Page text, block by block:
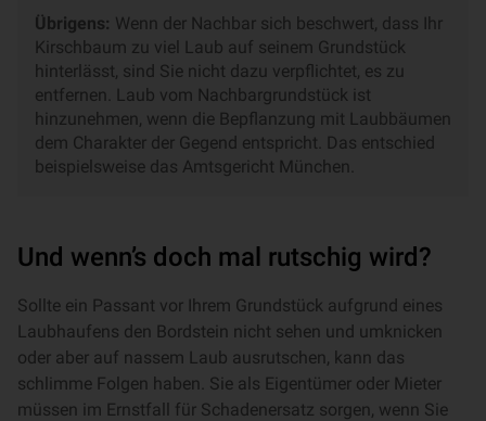
Übrigens: Wenn der Nachbar sich beschwert, dass Ihr
Kirschbaum zu viel Laub auf seinem Grundstück
hinterlässt, sind Sie nicht dazu verpflichtet, es zu
entfernen. Laub vom Nachbargrundstück ist
hinzunehmen, wenn die Bepflanzung mit Laubbäumen
dem Charakter der Gegend entspricht. Das entschied
beispielsweise das Amtsgericht München.
Und wenn’s doch mal rutschig wird?
Sollte ein Passant vor Ihrem Grundstück aufgrund eines
Laubhaufens den Bordstein nicht sehen und umknicken
oder aber auf nassem Laub ausrutschen, kann das
schlimme Folgen haben. Sie als Eigentümer oder Mieter
müssen im Ernstfall für Schadenersatz sorgen, wenn Sie